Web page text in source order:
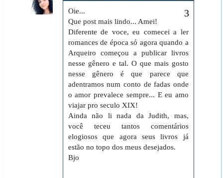
Oie...
Que post mais lindo... Amei!
Diferente de voce, eu comecei a ler
romances de época só agora quando a
Arqueiro começou a publicar livros
nesse gênero e tal. O que mais gosto
nesse gênero é que parece que
adentramos num conto de fadas onde
o amor prevalece sempre... E eu amo
viajar pro seculo XIX!
Ainda não li nada da Judith, mas,
você teceu tantos comentários
elogiosos que agora seus livros já
estão no topo dos meus desejados.
Bjo